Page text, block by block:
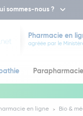
sommes-nous ?
Pharmacie en
agréée par le
Parapharmacie
en ligne Bio &